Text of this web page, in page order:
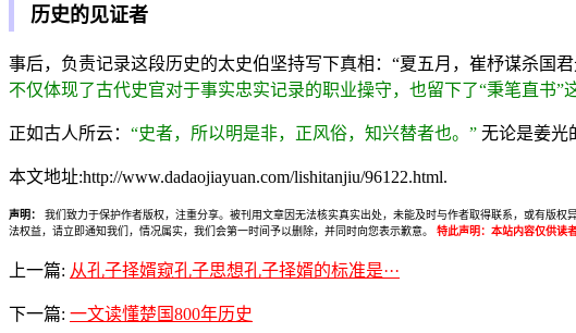
历史的见证者
事后，负责记录这段历史的太史伯坚持写下真相：“夏五月，崔杼谋杀国
不仅体现了古代史官对于事实忠实记录的职业操守，也留下了“秉笔直书”
正如古人所云： “史者，所以明是非，正风俗，知兴替者也。” 无论是姜光
本文地址:http://www.dadaojiayuan.com/lishitanjiu/96122.html.
声明：
我们致力于保护作者版权，注重分享。被刊用文章因无法核实真实出处，未能及时与作者取得联系，或有版
法权益，请立即通知我们，情况属实，我们会第一时间予以删除，并同时向您表示歉意。
特此声明：本站内容仅供读
上一篇: 从孔子择婿窥孔子思想孔子择婿的标准是···
下一篇: 一文读懂楚国800年历史